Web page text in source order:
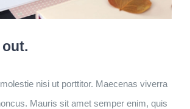
out.
nisi ut porttitor. Maecenas viverra
Mauris sit amet semper enim, quis